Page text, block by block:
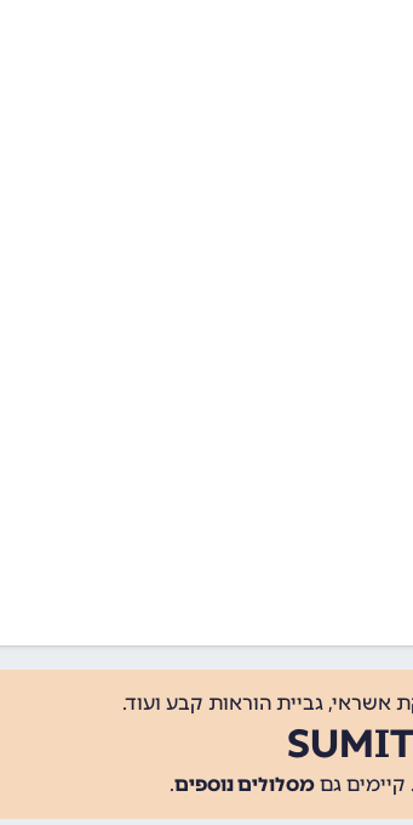
אשראי, גביית הוראות קבע ועוד.
מסלולים נוספים.